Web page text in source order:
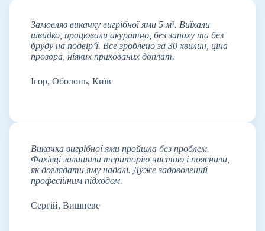
Замовляв викачку вигрібної ями 5 м³. Виїхали
швидко, працювали акуратно, без запаху та без
бруду на подвір’ї. Все зроблено за 30 хвилин, ціна
прозора, ніяких прихованих доплат.
Ігор, Оболонь, Київ
Викачка вигрібної ями пройшла без проблем.
Фахівці залишили територію чистою і пояснили,
як доглядати яму надалі. Дуже задоволений
професійним підходом.
Сергій, Вишневе